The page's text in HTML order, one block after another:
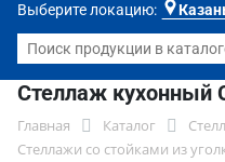
Выберите локацию:
Стеллаж кухонный
Главная Каталог
Стеллажи со стойками из